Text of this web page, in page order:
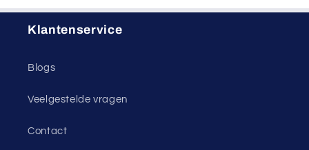
Klantenservice
Blogs
Veelgestelde vragen
Contact